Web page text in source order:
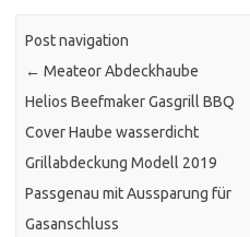
Post navigation
← Meateor Abdeckhaube
Helios Beefmaker Gasgrill BBQ
Cover Haube wasserdicht
Grillabdeckung Modell 2019
Passgenau mit Aussparung für
Gasanschluss